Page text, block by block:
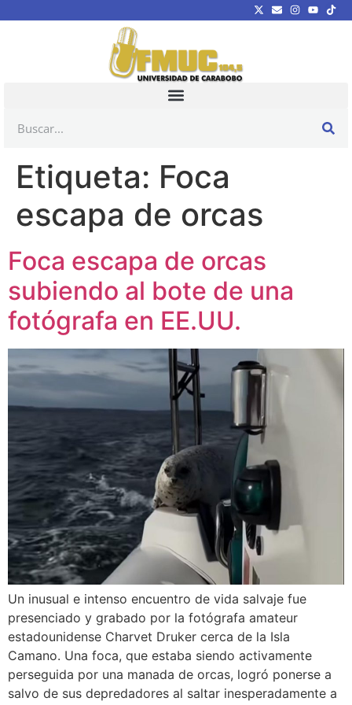
Etiqueta: Foca
escapa de orcas
Foca escapa de orcas
subiendo al bote de una
fotógrafa en EE.UU.
Un inusual e intenso encuentro de vida salvaje fue
presenciado y grabado por la fotógrafa amateur
estadounidense Charvet Druker cerca de la Isla
Camano. Una foca, que estaba siendo activamente
perseguida por una manada de orcas, logró ponerse a
salvo de sus depredadores al saltar inesperadamente a